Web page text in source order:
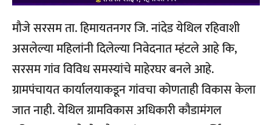
मौजे सरसम ता. हिमायतनगर जि. नांदेड येथिल रहिवाशी
असलेल्या महिलांनी दिलेल्या निवेदनात म्हंटले आहे कि,
सरसम गांव विविध समस्यांचे माहेरघर बनले आहे.
ग्रामपंचायत कार्यालयाकडून गांवचा कोणताही विकास केला
जात नाही. येथिल ग्रामविकास अधिकारी कौडामंगल